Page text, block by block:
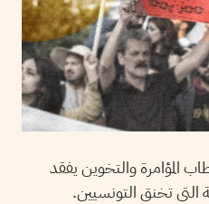
المؤامرة والتخوين يفقد
التي تخنق التونسيين.